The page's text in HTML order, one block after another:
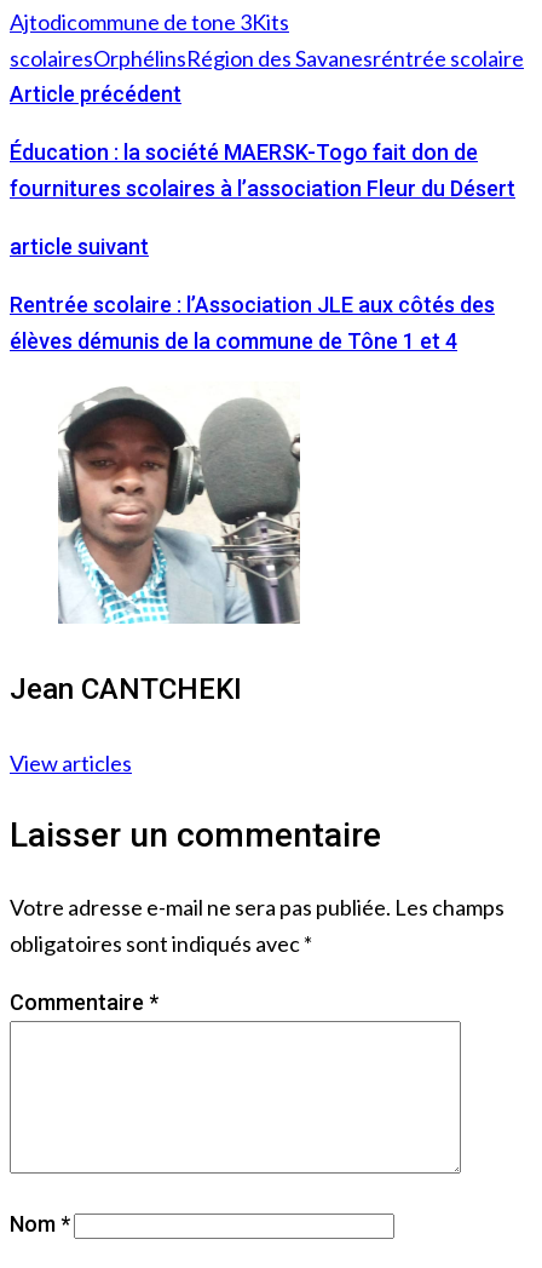
Ajtodicommune de tone 3Kits
scolairesOrphélinsRégion des Savanesréntrée scolaire
Article précédent
Éducation : la société MAERSK-Togo fait don de
fournitures scolaires à l’association Fleur du Désert
article suivant
Rentrée scolaire : l’Association JLE aux côtés des
élèves démunis de la commune de Tône 1 et 4
Jean CANTCHEKI
View articles
Laisser un commentaire
Votre adresse e-mail ne sera pas publiée. Les champs
obligatoires sont indiqués avec*
Commentaire *
Nom*